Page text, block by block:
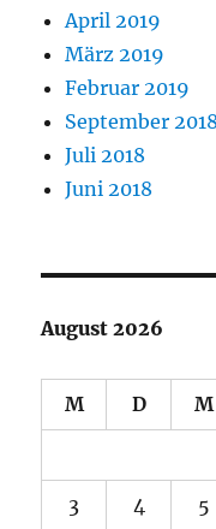
April 2019
März 2019
Februar 2019
September 2018
Juli 2018
Juni 2018
August 2026
M D M
3 4 5